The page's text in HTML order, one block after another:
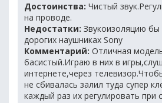
Достоинства: Чистый
на проводе.
Недостатки: Звукоизоляцию бы
дорогих наушниках Sony
Комментарий: Отличная
басистый.Играю в них в
интернете,через
не сбивалась залил туда супер
каждый раз их регулировать при